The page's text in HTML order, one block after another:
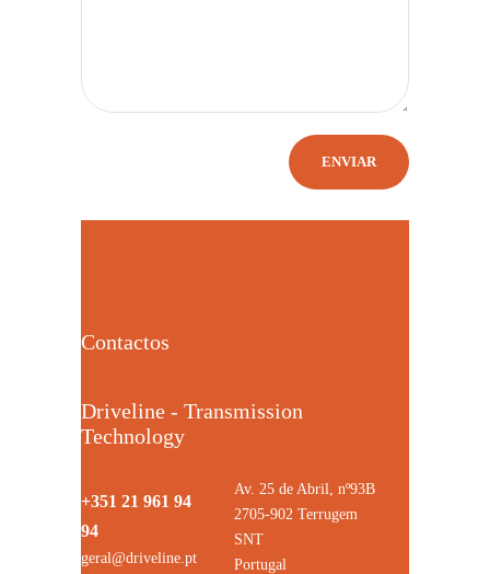
Contactos
Driveline - Transmission
Technology
+351 21 961 94
94
geral@driveline.pt
Av. 25 de Abril, nº93B
2705-902 Terrugem
SNT
Portugal